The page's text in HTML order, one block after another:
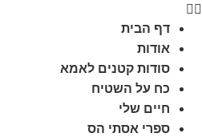
דף הבית
אודות
סודות קטנים לאמא
כח על השטיח
חיים שלי
ספרי אסתי הס